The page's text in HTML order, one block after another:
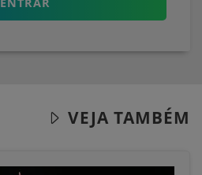
ENTRAR
VEJA TAMBÉM